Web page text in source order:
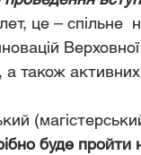
це – спільне
також
буде